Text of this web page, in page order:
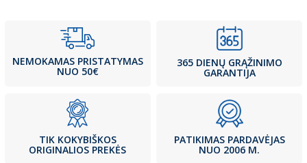
NEMOKAMAS PRISTATYMAS
NUO 50€
365 DIENŲ GRĄŽINIMO
GARANTIJA
TIK KOKYBIŠKOS
ORIGINALIOS PREKĖS
PATIKIMAS PARDAVĖJAS
NUO 2006 M.